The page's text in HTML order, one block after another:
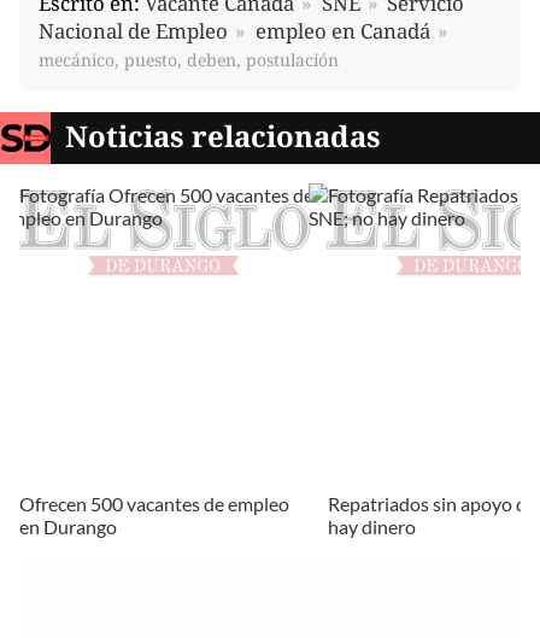
Nacional de Empleo
empleo en Canadá
mecánico, puesto, deben, postulación
Noticias relacionadas
Ofrecen 500 vacantes de empleo
en Durango
Repatriados sin apoyo
hay dinero